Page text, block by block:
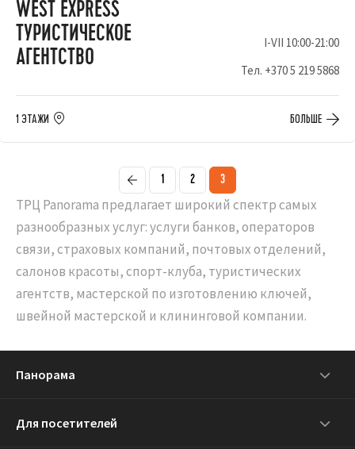
WEST EXPRESS
ТУРИСТИЧЕСКОЕ
АГЕНТСТВО
I-VII 10:00-21:00
Тел. +370 5 219 5868
1 ЭТАЖИ БОЛЬШЕ
1 2 3
ТРЦ Panorama предлагает широкий спектр самых
разнообразных услуг: услуги банков, операторов
связи, страховых компаний, почтовых отделений,
салонов красоты, спорт-клуба, туристических
агентств, мастерской по изготовлению ключей,
швейной мастерской и клининговой компании.
Панорама
Для посетителей